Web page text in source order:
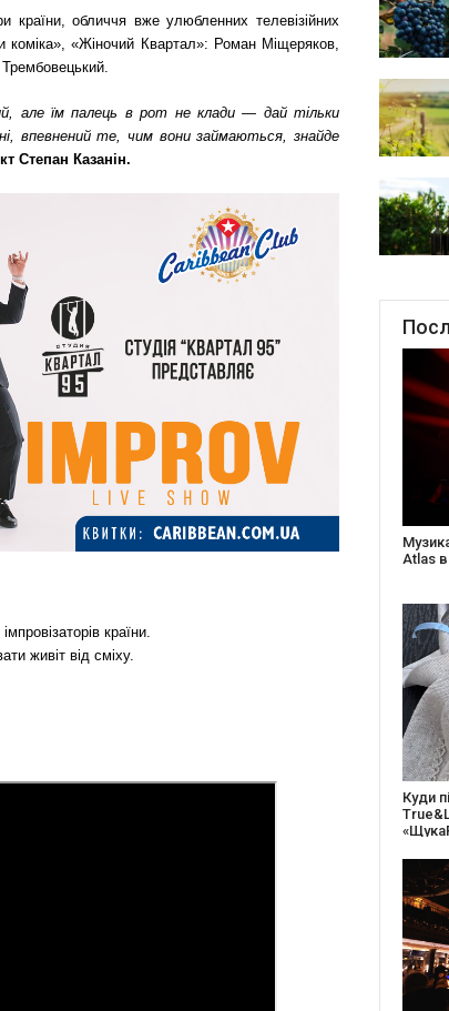
країни, обличчя вже улюбленних телевізійних
коміка», «Жіночий Квартал»: Роман Міщеряков,
але їм палець в рот не клади — дай тільки
впевнений те, чим вони займаються, знайде
Степан Казанін.
країни.
живіт від сміху.
27